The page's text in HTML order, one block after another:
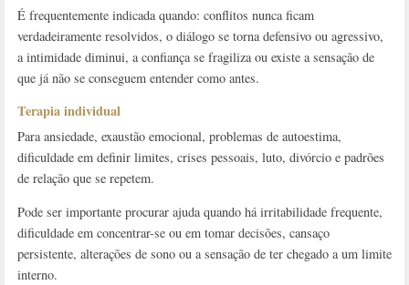
É frequentemente indicada quando: conflitos nunca ficam
verdadeiramente resolvidos, o diálogo se torna defensivo ou agressivo,
a intimidade diminui, a confiança se fragiliza ou existe a sensação de
que já não se conseguem entender como antes.
Terapia individual
Para ansiedade, exaustão emocional, problemas de autoestima,
dificuldade em definir limites, crises pessoais, luto, divórcio e padrões
de relação que se repetem.
Pode ser importante procurar ajuda quando há irritabilidade frequente,
dificuldade em concentrar-se ou em tomar decisões, cansaço
persistente, alterações de sono ou a sensação de ter chegado a um limite
interno.